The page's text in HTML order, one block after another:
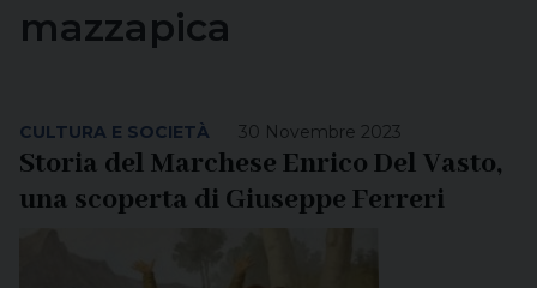
mazzapica
30 Novembre 2023
CULTURA E SOCIETÀ
Storia del Marchese Enrico Del Vasto,
una scoperta di Giuseppe Ferreri